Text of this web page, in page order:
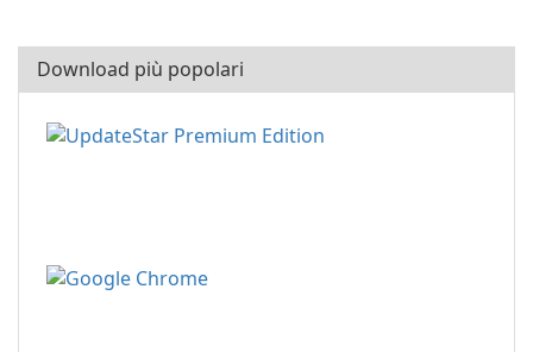
Download più popolari